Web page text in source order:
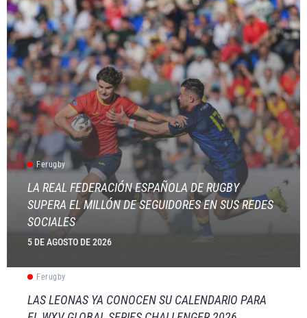
Ferugby
LA REAL FEDERACIÓN ESPAÑOLA DE RUGBY
SUPERA EL MILLÓN DE SEGUIDORES EN SUS REDES
SOCIALES
5 DE AGOSTO DE 2026
Ferugby
LAS LEONAS YA CONOCEN SU CALENDARIO PARA